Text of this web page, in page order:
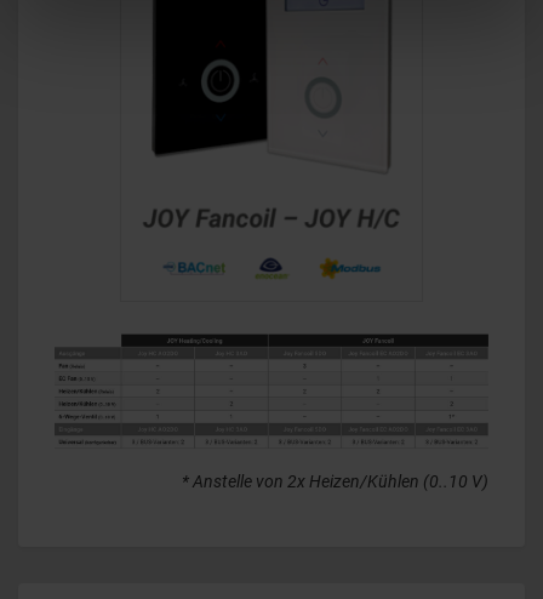
* Anstelle von 2x Heizen/Kühlen (0..10 V)